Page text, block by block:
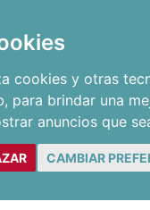
cookies y otras
, para brindar una
anuncios que
CAMBIAR